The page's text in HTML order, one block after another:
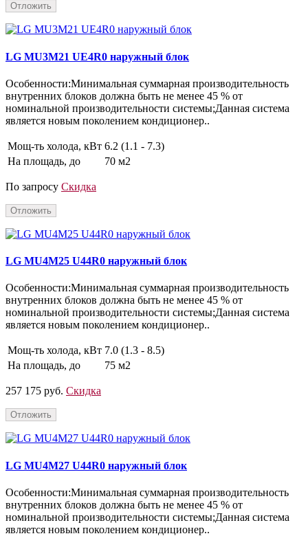
Отложить
LG MU3M21 UE4R0 наружный блок
Особенности:Минимальная суммарная производительность
внутренних блоков должна быть не менее 45 % от
номинальной производительности системы;Данная система
является новым поколением кондиционер..
Мощ-ть холода, кВт 6.2 (1.1 - 7.3)
На площадь, до
70 м2
По запросу Скидка
Отложить
LG MU4M25 U44R0 наружный блок
Особенности:Минимальная суммарная производительность
внутренних блоков должна быть не менее 45 % от
номинальной производительности системы;Данная система
является новым поколением кондиционер..
Мощ-ть холода, кВт 7.0 (1.3 - 8.5)
На площадь, до
75 м2
257 175 руб. Скидка
Отложить
LG MU4M27 U44R0 наружный блок
Особенности:Минимальная суммарная производительность
внутренних блоков должна быть не менее 45 % от
номинальной производительности системы;Данная система
является новым поколением кондиционер..